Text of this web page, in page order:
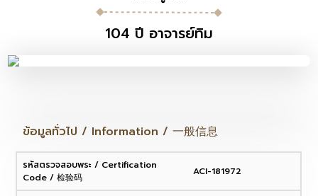
104 ปี อาจารย์ทิม
ข้อมูลทั่วไป / Information / 一般信息
รหัสตรวจสอบพระ / Certification
Code / 检验码
ACI-181972